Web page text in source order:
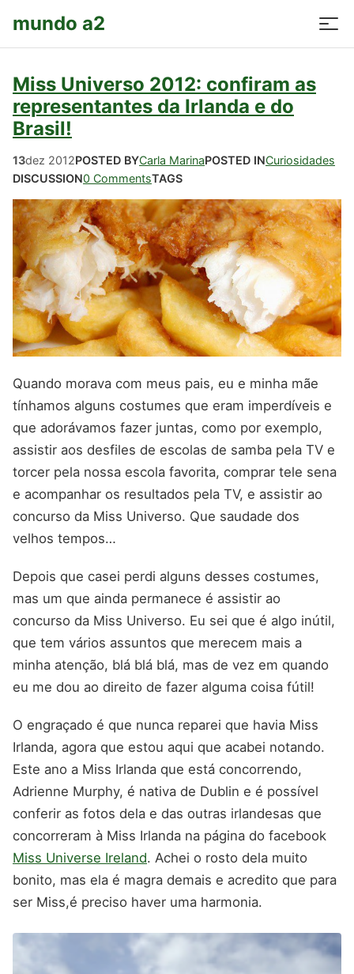
mundo a2
Miss Universo 2012: confiram as
representantes da Irlanda e do
Brasil!
13dez 2012POSTED BYCarla MarinaPOSTED INCuriosidades
DISCUSSION0 CommentsTAGS
Quando morava com meus pais, eu e minha mãe
tínhamos alguns costumes que eram imperdíveis e
que adorávamos fazer juntas, como por exemplo,
assistir aos desfiles de escolas de samba pela TV e
torcer pela nossa escola favorita, comprar tele sena
e acompanhar os resultados pela TV, e assistir ao
concurso da Miss Universo. Que saudade dos
velhos tempos…
Depois que casei perdi alguns desses costumes,
mas um que ainda permanece é assistir ao
concurso da Miss Universo. Eu sei que é algo inútil,
que tem vários assuntos que merecem mais a
minha atenção, blá blá blá, mas de vez em quando
eu me dou ao direito de fazer alguma coisa fútil!
O engraçado é que nunca reparei que havia Miss
Irlanda, agora que estou aqui que acabei notando.
Este ano a Miss Irlanda que está concorrendo,
Adrienne Murphy, é nativa de Dublin e é possível
conferir as fotos dela e das outras irlandesas que
concorreram à Miss Irlanda na página do facebook
Miss Universe Ireland. Achei o rosto dela muito
bonito, mas ela é magra demais e acredito que para
ser Miss,é preciso haver uma harmonia.